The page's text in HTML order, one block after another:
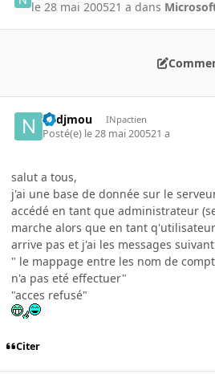
le 28 mai 200521 a dans
nedjmou INpactien
Posté(e) le 28 mai 200521 a
salut a tous,
j'ai une base de donnée sur le
accédé en tant que administrateur
marche alors que en tant
arrive pas et j'ai les messages
" le mappage entre les nom de
n'a pas eté effectuer"
"acces refusé"
Citer